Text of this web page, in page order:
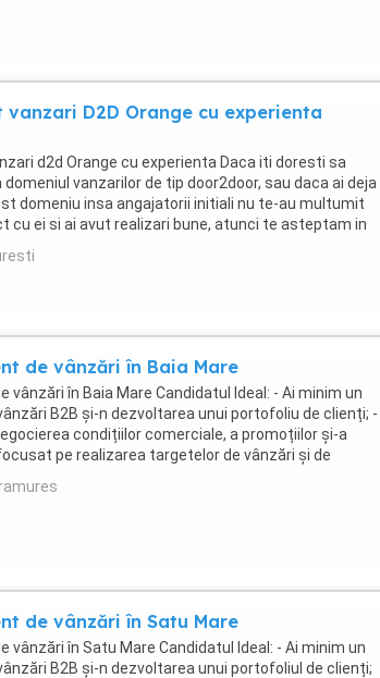
vanzari D2D Orange cu experienta
d2d Orange cu experienta Daca iti doresti sa
domeniul vanzarilor de tip door2door, sau daca ai deja
domeniu insa angajatorii initiali nu te-au multumit
cu ei si ai avut realizari bune, atunci te asteptam in
...
de vânzări în Baia Mare
vânzări în Baia Mare Candidatul Ideal: - Ai minim un
B2B și-n dezvoltarea unui portofoliu de clienți; -
condițiilor comerciale, a promoțiilor și-a
pe realizarea targetelor de vânzări și de
de vânzări în Satu Mare
vânzări în Satu Mare Candidatul Ideal: - Ai minim un
B2B și-n dezvoltarea unui portofoliul de clienți;